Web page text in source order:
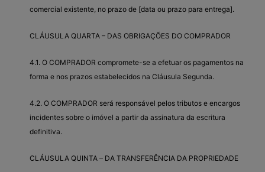
comercial existente, no prazo de [data ou prazo para entrega].
CLÁUSULA QUARTA – DAS OBRIGAÇÕES DO COMPRADOR
4.1. O COMPRADOR compromete-se a efetuar os pagamentos na
forma e nos prazos estabelecidos na Cláusula Segunda.
4.2. O COMPRADOR será responsável pelos tributos e encargos
incidentes sobre o imóvel a partir da assinatura da escritura
definitiva.
CLÁUSULA QUINTA – DA TRANSFERÊNCIA DA PROPRIEDADE